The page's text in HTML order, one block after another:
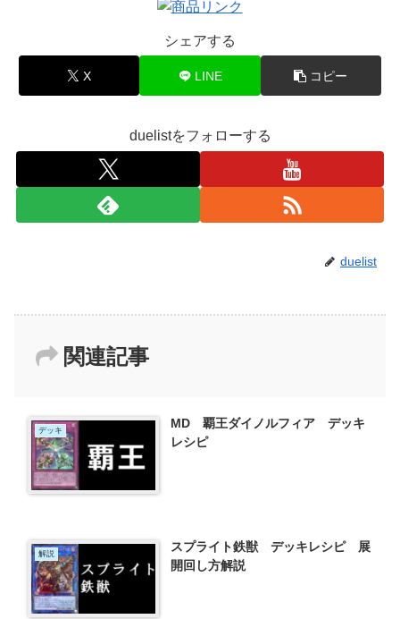
シェアする
X LINE コピー
duelistをフォローする
duelist
関連記事
デッキ
MD 覇王ダイノルフィア デッキ
レシピ
解説
スプライト鉄獣 デッキレシピ 展
開回し方解説